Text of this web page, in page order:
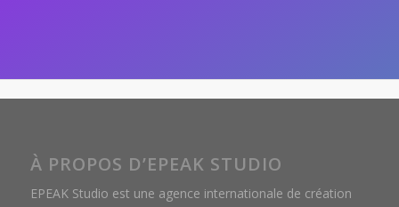
À PROPOS D’EPEAK STUDIO
EPEAK Studio est une agence internationale de création